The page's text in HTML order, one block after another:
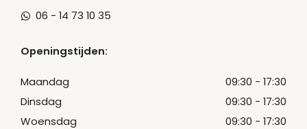
06 - 14 73 10 35
Openingstijden:
Maandag
09:30 - 17:30
Dinsdag
09:30 - 17:30
Woensdag
09:30 - 17:30